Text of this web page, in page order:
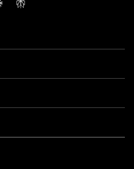
Perplexity